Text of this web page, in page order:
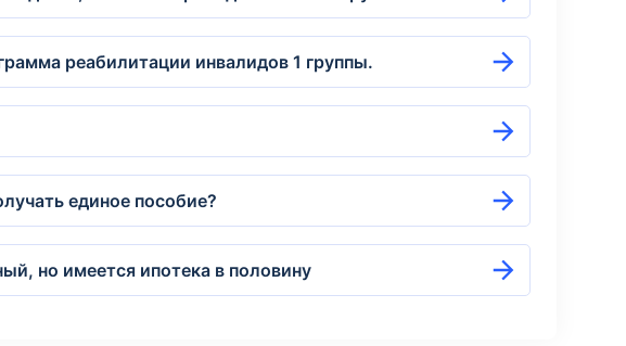
реабилитации инвалидов 1 группы.
единое пособие?
но имеется ипотека в половину